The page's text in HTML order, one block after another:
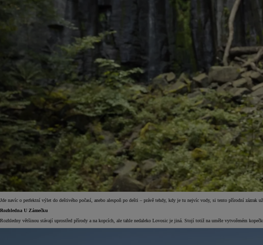
Od 549 000 Kč
vč. zvýhodnění
75 000 Kč
Corolla Hatchback
Jde navíc o perfektní výlet do deštivého počasí, anebo alespoň po dešti – právě tehdy, kdy je tu nejvíc vody, si tento přírodní
Rozhledna U Zámečku
Rozhledny většinou stávají uprostřed přírody a na kopcích, ale tahle nedaleko Lovosic je jiná. Stojí totiž na uměle vytvořeném